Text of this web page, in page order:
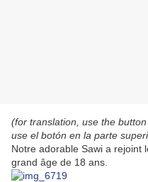
(for translation, use the
use el botón en la parte
Notre adorable Sawi a rejoint
grand âge de 18 ans.